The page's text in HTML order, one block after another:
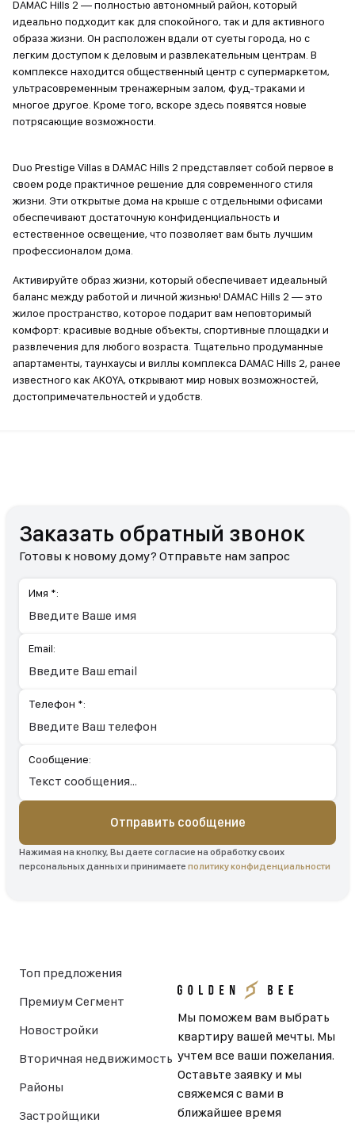
DAMAC Hills 2 — полностью автономный район, который
идеально подходит как для спокойного, так и для активного
образа жизни. Он расположен вдали от суеты города, но с
легким доступом к деловым и развлекательным центрам. В
комплексе находится общественный центр с супермаркетом,
ультрасовременным тренажерным залом, фуд-траками и
многое другое. Кроме того, вскоре здесь появятся новые
потрясающие возможности.
Duo Prestige Villas в DAMAC Hills 2 представляет собой первое в
своем роде практичное решение для современного стиля
жизни. Эти открытые дома на крыше с отдельными офисами
обеспечивают достаточную конфиденциальность и
естественное освещение, что позволяет вам быть лучшим
профессионалом дома.
Активируйте образ жизни, который обеспечивает идеальный
баланс между работой и личной жизнью! DAMAC Hills 2 — это
жилое пространство, которое подарит вам неповторимый
комфорт: красивые водные объекты, спортивные площадки и
развлечения для любого возраста. Тщательно продуманные
апартаменты, таунхаусы и виллы комплекса DAMAC Hills 2, ранее
известного как AKOYA, открывают мир новых возможностей,
достопримечательностей и удобств.
Заказать обратный звонок
Готовы к новому дому? Отправьте нам запрос
Имя *:
Email:
Телефон *:
Сообщение:
Отправить сообщение
Нажимая на кнопку, Вы даете согласие на обработку своих
персональных данных и принимаете политику конфиденциальности
Мы поможем вам выбрать
квартиру вашей мечты. Мы
учтем все ваши пожелания.
Оставьте заявку и мы
свяжемся с вами в
ближайшее время
Топ предложения
Премиум Сегмент
Новостройки
Вторичная недвижимость
Районы
Застройщики